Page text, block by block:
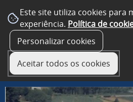
Este site utiliza cookies para
experiência. Política de
Personalizar cookies
Aceitar todos os cookies